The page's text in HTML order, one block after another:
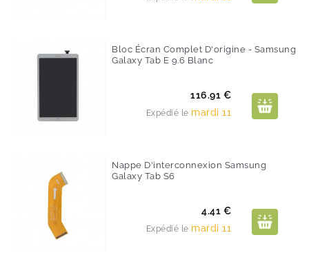
Bloc Écran Complet D'origine - Samsung
Galaxy Tab E 9.6 Blanc
Prix
116.91 €
Expédié le mardi 11
Nappe D'interconnexion Samsung
Galaxy Tab S6
Prix
4.41 €
Expédié le mardi 11